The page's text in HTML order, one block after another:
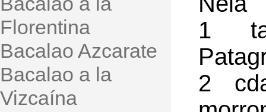
Florentina
Bacalao Azcarate
Bacalao a la
Vizcaína
1
2